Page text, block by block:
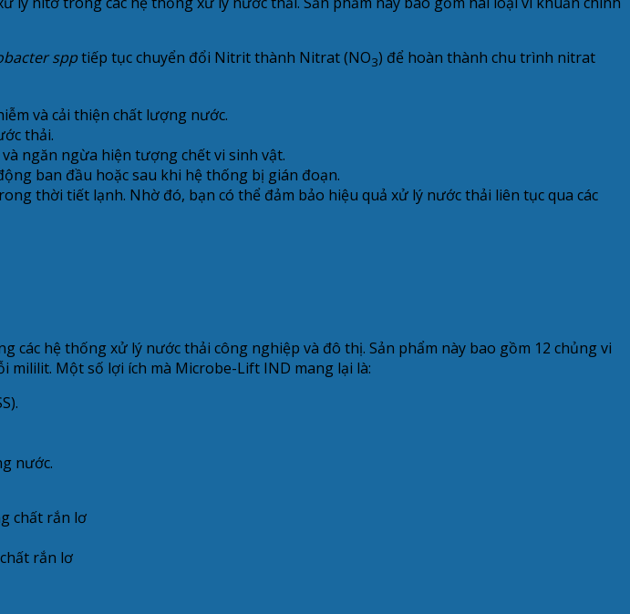
spptiếp tục chuyển đổi Nitrit thành Nitrat (NO3) để hoàn thành chu trình nitrat
và cải thiện chất lượng nước.
thải.
ngăn ngừa hiện tượng chết vi sinh vật.
ban đầu hoặc sau khi hệ thống bị gián đoạn.
thời tiết lạnh. Nhờ đó, bạn có thể đảm bảo hiệu quả xử lý nước thải liên tục qua các
hệ thống xử lý nước thải công nghiệp và đô thị. Sản phẩm này bao gồm 12 chủng vi
mililit. Một số lợi ích mà Microbe-Lift IND mang lại là:
nước.
rắn lơ